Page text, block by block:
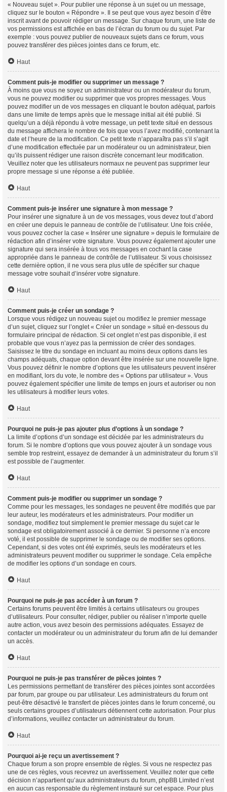
« Nouveau sujet ». Pour publier une réponse à un sujet ou un message,
cliquez sur le bouton « Répondre ». Il se peut que vous ayez besoin d’être
inscrit avant de pouvoir rédiger un message. Sur chaque forum, une liste de
vos permissions est affichée en bas de l’écran du forum ou du sujet. Par
exemple : vous pouvez publier de nouveaux sujets dans ce forum, vous
pouvez transférer des pièces jointes dans ce forum, etc.
Haut
Comment puis-je modifier ou supprimer un message ?
À moins que vous ne soyez un administrateur ou un modérateur du forum,
vous ne pouvez modifier ou supprimer que vos propres messages. Vous
pouvez modifier un de vos messages en cliquant le bouton adéquat, parfois
dans une limite de temps après que le message initial ait été publié. Si
quelqu’un a déjà répondu à votre message, un petit texte situé en dessous
du message affichera le nombre de fois que vous l’avez modifié, contenant la
date et l’heure de la modification. Ce petit texte n’apparaîtra pas s’il s’agit
d’une modification effectuée par un modérateur ou un administrateur, bien
qu’ils puissent rédiger une raison discrète concernant leur modification.
Veuillez noter que les utilisateurs normaux ne peuvent pas supprimer leur
propre message si une réponse a été publiée.
Haut
Comment puis-je insérer une signature à mon message ?
Pour insérer une signature à un de vos messages, vous devez tout d’abord
en créer une depuis le panneau de contrôle de l’utilisateur. Une fois créée,
vous pouvez cocher la case « Insérer une signature » depuis le formulaire de
rédaction afin d’insérer votre signature. Vous pouvez également ajouter une
signature qui sera insérée à tous vos messages en cochant la case
appropriée dans le panneau de contrôle de l’utilisateur. Si vous choisissez
cette dernière option, il ne vous sera plus utile de spécifier sur chaque
message votre souhait d’insérer votre signature.
Haut
Comment puis-je créer un sondage ?
Lorsque vous rédigez un nouveau sujet ou modifiez le premier message
d’un sujet, cliquez sur l’onglet « Créer un sondage » situé en-dessous du
formulaire principal de rédaction. Si cet onglet n’est pas disponible, il est
probable que vous n’ayez pas la permission de créer des sondages.
Saisissez le titre du sondage en incluant au moins deux options dans les
champs adéquats, chaque option devant être insérée sur une nouvelle ligne.
Vous pouvez définir le nombre d’options que les utilisateurs peuvent insérer
en modifiant, lors du vote, le nombre des « Options par utilisateur ». Vous
pouvez également spécifier une limite de temps en jours et autoriser ou non
les utilisateurs à modifier leurs votes.
Haut
Pourquoi ne puis-je pas ajouter plus d’options à un sondage ?
La limite d’options d’un sondage est décidée par les administrateurs du
forum. Si le nombre d’options que vous pouvez ajouter à un sondage vous
semble trop restreint, essayez de demander à un administrateur du forum s’il
est possible de l’augmenter.
Haut
Comment puis-je modifier ou supprimer un sondage ?
Comme pour les messages, les sondages ne peuvent être modifiés que par
leur auteur, les modérateurs et les administrateurs. Pour modifier un
sondage, modifiez tout simplement le premier message du sujet car le
sondage est obligatoirement associé à ce dernier. Si personne n’a encore
voté, il est possible de supprimer le sondage ou de modifier ses options.
Cependant, si des votes ont été exprimés, seuls les modérateurs et les
administrateurs peuvent modifier ou supprimer le sondage. Cela empêche
de modifier les options d’un sondage en cours.
Haut
Pourquoi ne puis-je pas accéder à un forum ?
Certains forums peuvent être limités à certains utilisateurs ou groupes
d’utilisateurs. Pour consulter, rédiger, publier ou réaliser n’importe quelle
autre action, vous avez besoin des permissions adéquates. Essayez de
contacter un modérateur ou un administrateur du forum afin de lui demander
un accès.
Haut
Pourquoi ne puis-je pas transférer de pièces jointes ?
Les permissions permettant de transférer des pièces jointes sont accordées
par forum, par groupe ou par utilisateur. Les administrateurs du forum ont
peut-être désactivé le transfert de pièces jointes dans le forum concerné, ou
seuls certains groupes d’utilisateurs détiennent cette autorisation. Pour plus
d’informations, veuillez contacter un administrateur du forum.
Haut
Pourquoi ai-je reçu un avertissement ?
Chaque forum a son propre ensemble de règles. Si vous ne respectez pas
une de ces règles, vous recevrez un avertissement. Veuillez noter que cette
décision n’appartient qu’aux administrateurs du forum, phpBB Limited n’est
en aucun cas responsable du règlement instauré sur cet espace. Pour plus